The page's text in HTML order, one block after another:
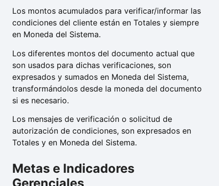
Los montos acumulados para verificar/informar las
condiciones del cliente están en Totales y siempre
en Moneda del Sistema.
Los diferentes montos del documento actual que
son usados para dichas verificaciones, son
expresados y sumados en Moneda del Sistema,
transformándolos desde la moneda del documento
si es necesario.
Los mensajes de verificación o solicitud de
autorización de condiciones, son expresados en
Totales y en Moneda del Sistema.
Metas e Indicadores
Gerenciales